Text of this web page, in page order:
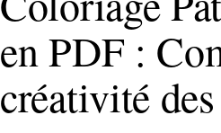
en PDF :
créativité